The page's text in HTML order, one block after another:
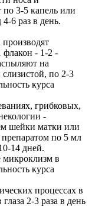
по 3-5 капель или
6 раз в день.
флакон - 1-2 -
на
по 2-3
курса
грибковых,
-
шейки матки или
по 5 мл
14 дней.
микроклизм в
курса
процессах в
2-3 раза в день